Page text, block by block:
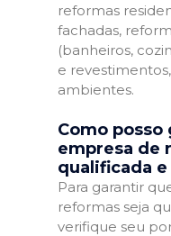
reformas
fachadas,
(banheiros,
e
ambientes.
Como
empresa de
qualificada
Para garantir
reformas seja
verifique seu